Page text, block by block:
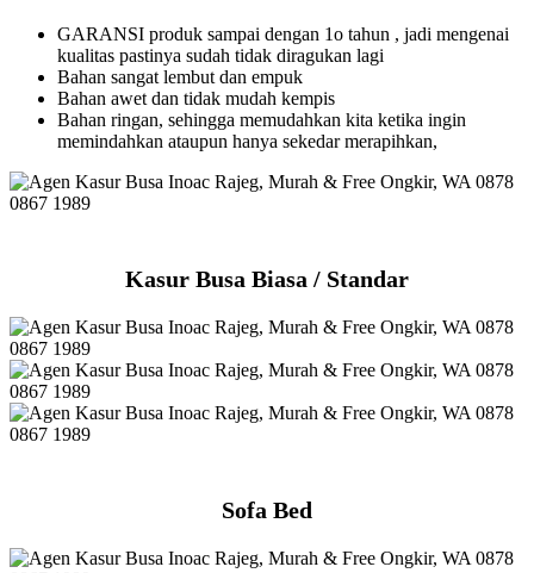
GARANSI produk sampai dengan 1o tahun , jadi mengenai
kualitas pastinya sudah tidak diragukan lagi
Bahan sangat lembut dan empuk
Bahan awet dan tidak mudah kempis
Bahan ringan, sehingga memudahkan kita ketika ingin
memindahkan ataupun hanya sekedar merapihkan,
Kasur Busa Biasa / Standar
Sofa Bed